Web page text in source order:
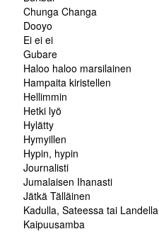
Chunga Changa
Dooyo
Ei ei ei
Gubare
Haloo haloo marsilainen
Hampaita kiristellen
Hellimmin
Hetki lyö
Hylätty
Hymyillen
Hypin, hypin
Journalisti
Jumalaisen Ihanasti
Jätkä Tälläinen
Kadulla, Sateessa tai Landella
Kaipuusamba